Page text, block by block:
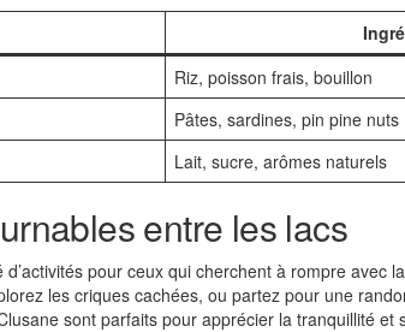
Riz, poisson frais, bouillon
Pâtes, sardines, pin pine nuts
Lait, sucre, arômes naturels
entre les lacs
pour ceux qui cherchent à rompre avec
les criques cachées, ou partez pour une
sont parfaits pour apprécier la tranquillité et